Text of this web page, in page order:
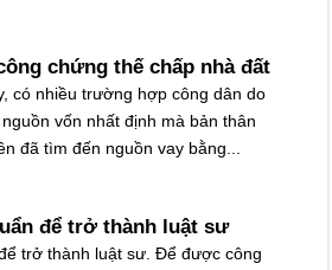
chứng thế chấp nhà đất
có nhiều trường hợp công dân do
vốn nhất định mà bản thân
đã tìm đến nguồn vay bằng...
để trở thành luật sư
trở thành luật sư. Để được công